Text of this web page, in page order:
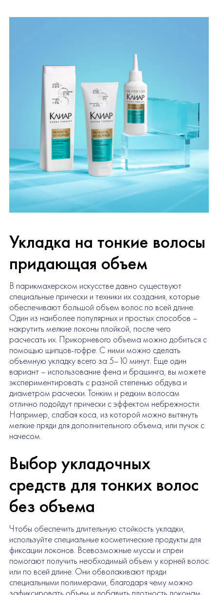
Укладка на тонкие волосы
придающая объем
В парикмахерском искусстве давно существуют
специальные прически и техники их создания, которые
обеспечивают большой объем волос по всей длине.
Один из наиболее популярных и простых способов –
накрутить мелкие локоны плойкой, после чего
расчесать их. Прикорневого объема можно добиться с
помощью щипцов-гофре. С ними можно сделать
объемную укладку всего за 5–10 минут. Еще один
вариант – использование фена и брашинга, вы можете
экспериментировать с разной степенью обдува и
диаметром расчески. Тонким и редким волосам
отлично подойдут прически с эффектом небрежности.
Например, слабая коса, из которой можно вытянуть
мелкие пряди для дополнительного объема, или пучок с
начесом.
Выбор укладочных
средств для тонких волос
без объема
Чтобы обеспечить длительную стойкость укладки,
используйте специальные косметические продукты для
фиксации локонов. Всевозможные муссы и спреи
помогают получить необходимый объем у корней волос
или по всей длине. Они обволакивают пряди
специальными полимерами, благодаря чему можно